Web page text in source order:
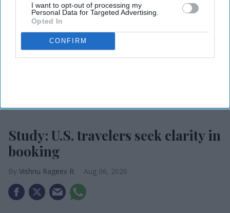
I want to opt-out of processing my
Personal Data for Targeted Advertising.
Opted In
CONFIRM
Photo credit: iStock
Study: U.S. travelers seek clarity in
booking
Vishnu Rageev R. Aug 06, 2026